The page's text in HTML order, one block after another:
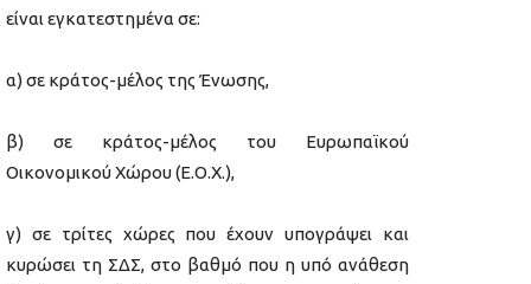
είναι εγκατεστημένα σε:
α) σε κράτος-μέλος της Ένωσης,
β) σε κράτος-μέλος του Ευρωπαϊκού
Οικονομικού Χώρου (Ε.Ο.Χ.),
γ) σε τρίτες χώρες που έχουν υπογράψει και
κυρώσει τη ΣΔΣ, στο βαθμό που η υπό ανάθεση